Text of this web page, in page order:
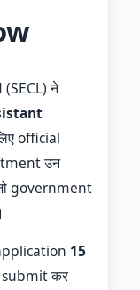
ने
official
उन
government
15
submit कर